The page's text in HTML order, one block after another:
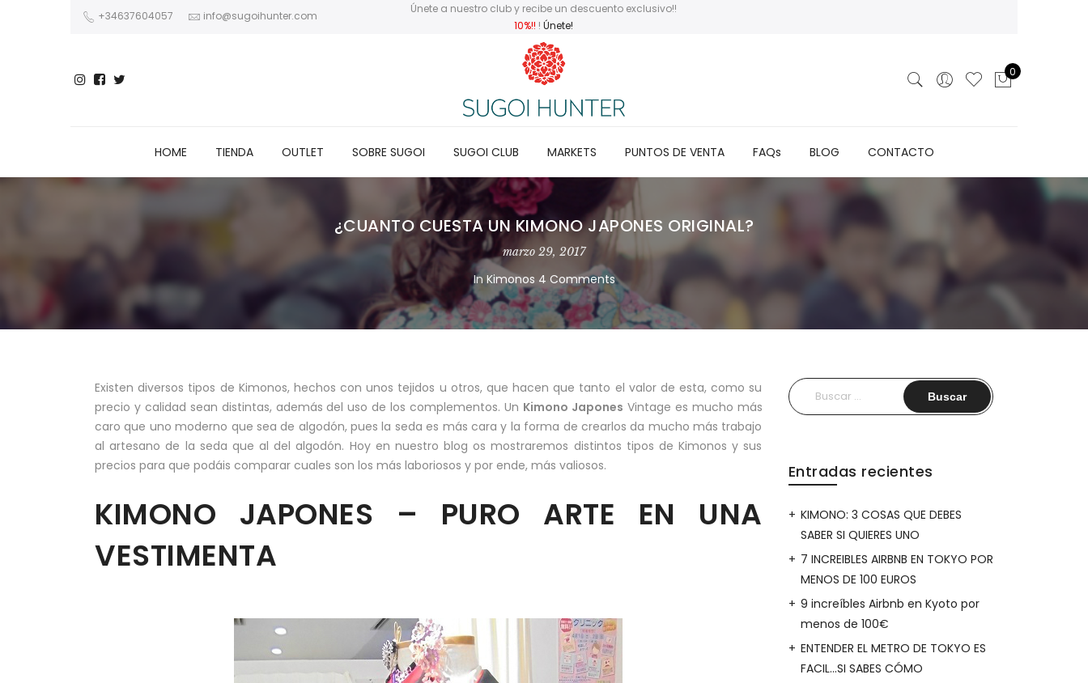
+34637604057 info@sugoihunter.com
Únete a nuestro club y recibe un descuento exclusivo!!
10%!! !Únete!
0
HOME TIENDA OUTLET SOBRE SUGOI SUGOI CLUB MARKETS PUNTOS DE VENTA FAQs BLOG CONTACTO
¿CUANTO CUESTA UN KIMONO JAPONES ORIGINAL?
marzo 29, 2017
In Kimonos 4 Comments
Existen diversos tipos de Kimonos, hechos con unos tejidos u otros, que hacen que tanto el valor de esta, como su
precio y calidad sean distintas, además del uso de los complementos. Un Kimono Japones Vintage es mucho más
caro que uno moderno que sea de algodón, pues la seda es más cara y la forma de crearlos da mucho más trabajo
al artesano de la seda que al del algodón. Hoy en nuestro blog os mostraremos distintos tipos de Kimonos y sus
precios para que podáis comparar cuales son los más laboriosos y por ende, más valiosos.
KIMONO JAPONES – PURO ARTE EN UNA
VESTIMENTA
Buscar:
Entradas recientes
KIMONO: 3 COSAS QUE DEBES
SABER SI QUIERES UNO
7 INCREIBLES AIRBNB EN TOKYO POR
MENOS DE 100 EUROS
9 increíbles Airbnb en Kyoto por
menos de 100€
ENTENDER EL METRO DE TOKYO ES
FACIL…SI SABES CÓMO